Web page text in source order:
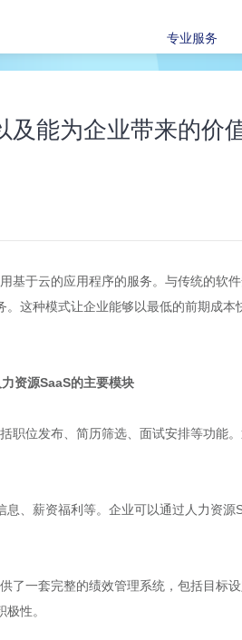
专业服务
及能为企业带来的价
基于云的应用程序的服务。与传统的软
这种模式让企业能够以最低的前期成
力资源SaaS的主要模块
职位发布、简历筛选、面试安排等功能
、薪资福利等。企业可以通过人力资
了一套完整的绩效管理系统，包括目标
性。